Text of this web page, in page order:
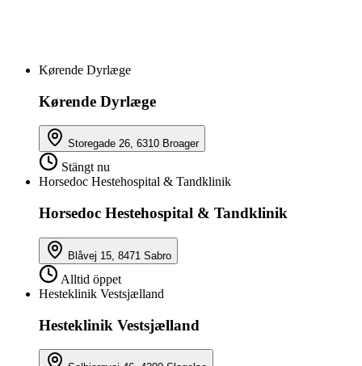
Kørende Dyrlæge
Kørende Dyrlæge
Storegade 26, 6310 Broager
Stängt nu
Horsedoc Hestehospital & Tandklinik
Horsedoc Hestehospital & Tandklinik
Blåvej 15, 8471 Sabro
Alltid öppet
Hesteklinik Vestsjælland
Hesteklinik Vestsjælland